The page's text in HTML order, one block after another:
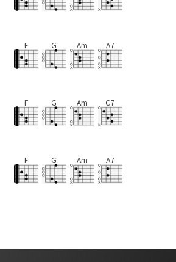
F G Am A7
F G Am C7
F G Am A7